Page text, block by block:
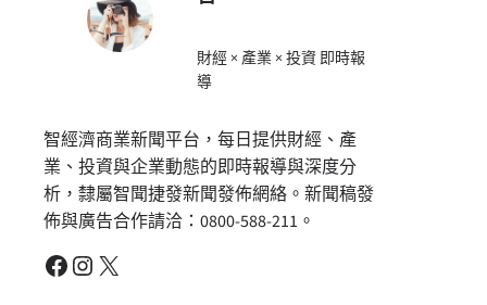
財經 × 產業 × 投資 即時報
導
智經濟商業新聞平台，每日提供財經、產
業、投資與企業動態的即時報導與深度分
析，隸屬智聞捷發新聞發佈網絡。新聞稿發
佈與廣告合作請洽：0800-588-211。
Facebook Instagram X